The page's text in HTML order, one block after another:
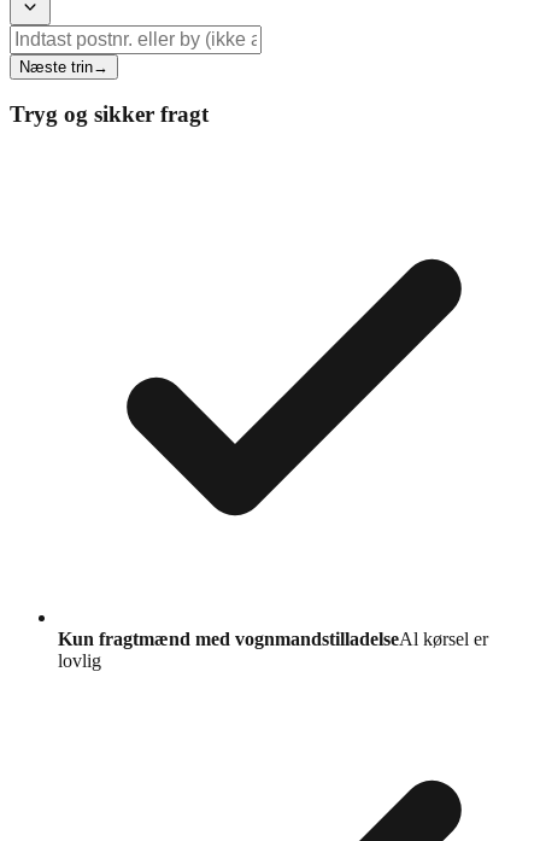
Næste trin→
Tryg og sikker fragt
Kun fragtmænd med vognmandstilladelseAl kørsel er
lovlig